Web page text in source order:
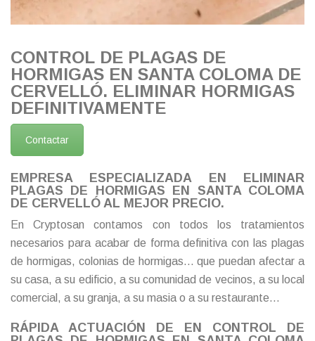
CONTROL DE PLAGAS DE
HORMIGAS EN SANTA COLOMA DE
CERVELLÓ. ELIMINAR HORMIGAS
DEFINITIVAMENTE
Contactar
EMPRESA ESPECIALIZADA EN ELIMINAR
PLAGAS DE HORMIGAS EN SANTA COLOMA
DE CERVELLÓ AL MEJOR PRECIO.
En Cryptosan contamos con todos los tratamientos
necesarios para acabar de forma definitiva con las plagas
de hormigas, colonias de hormigas… que puedan afectar a
su casa, a su edificio, a su comunidad de vecinos, a su local
comercial, a su granja, a su masia o a su restaurante…
RÁPIDA ACTUACIÓN DE EN CONTROL DE